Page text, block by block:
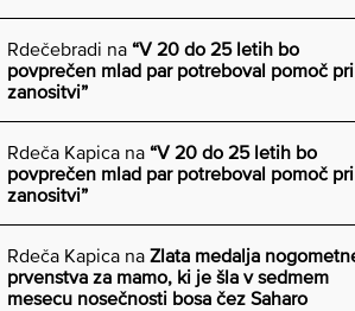
Rdečebradi na “V 20 do 25 letih bo
povprečen mlad par potreboval pomoč pri
zanositvi”
Rdeča Kapica na “V 20 do 25 letih bo
povprečen mlad par potreboval pomoč pri
zanositvi”
Rdeča Kapica na Zlata medalja
prvenstva za mamo, ki je šla v sedmem
mesecu nosečnosti bosa čez Saharo